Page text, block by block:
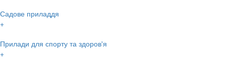
Садове приладдя
+
Прилади для спорту та здоров'я
+